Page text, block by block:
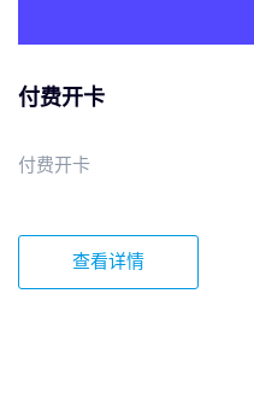
付费开卡
付费开卡
查看详情